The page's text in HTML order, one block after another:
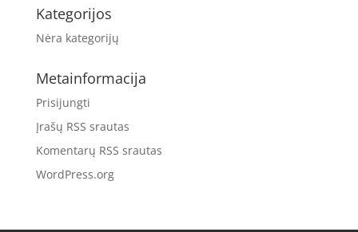
Kategorijos
Nėra kategorijų
Metainformacija
Prisijungti
Įrašų RSS srautas
Komentarų RSS srautas
WordPress.org